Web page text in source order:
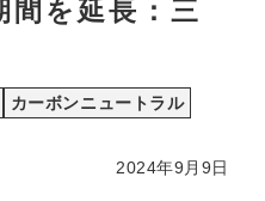
間を延長：三
カーボンニュートラル
2024年9月9日